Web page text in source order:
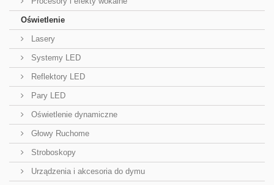
Oświetlenie
Lasery
Systemy LED
Reflektory LED
Pary LED
Oświetlenie dynamiczne
Głowy Ruchome
Stroboskopy
Urządzenia i akcesoria do dymu